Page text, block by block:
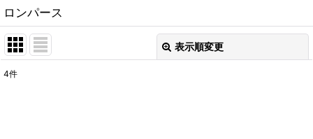
ロンパース
表示順変更
4件